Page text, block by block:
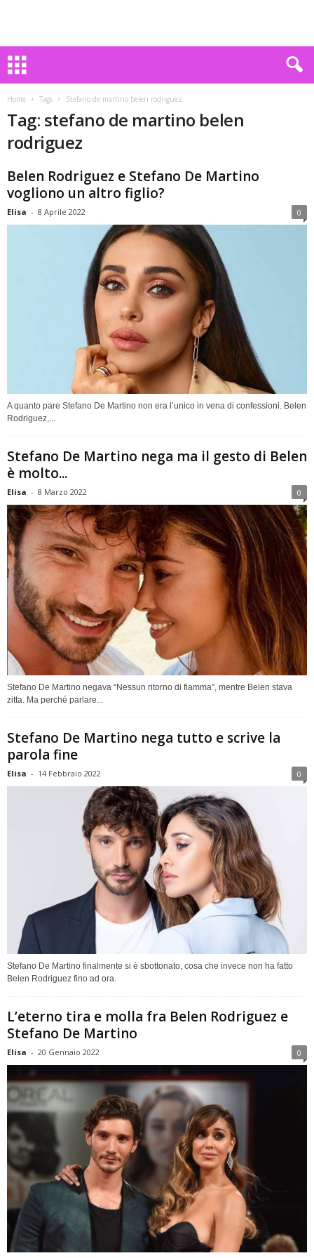
Home Tags Stefano de martino belen rodriguez
Tag: stefano de martino belen
rodriguez
Belen Rodriguez e Stefano De Martino
vogliono un altro figlio?
Elisa - 8 Aprile 2022 0
A quanto pare Stefano De Martino non era l’unico in vena di confessioni. Belen
Rodriguez,...
Stefano De Martino nega ma il gesto di Belen
è molto...
Elisa - 8 Marzo 2022 0
Stefano De Martino negava “Nessun ritorno di fiamma”, mentre Belen stava
zitta. Ma perché parlare...
Stefano De Martino nega tutto e scrive la
parola fine
Elisa - 14 Febbraio 2022 0
Stefano De Martino finalmente si è sbottonato, cosa che invece non ha fatto
Belen Rodriguez fino ad ora.
L’eterno tira e molla fra Belen Rodriguez e
Stefano De Martino
Elisa - 20 Gennaio 2022 0